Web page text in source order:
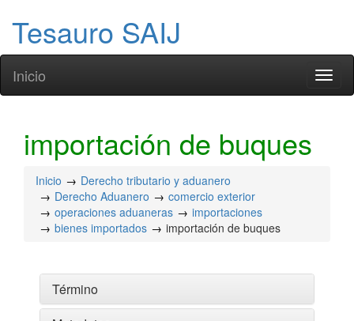
Tesauro SAIJ
Inicio
importación de buques
Inicio
Derecho tributario y aduanero
Derecho Aduanero
comercio exterior
operaciones aduaneras
importaciones
bienes importados
importación de buques
Término